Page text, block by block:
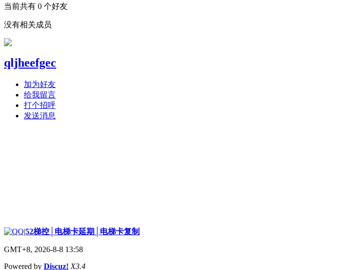
当前共有 0 个好友
没有相关成员
qljheefgec
加为好友
给我留言
打个招呼
发送消息
|52梯控│电梯卡延期│电梯卡复制
GMT+8, 2026-8-8 13:58
Powered by Discuz! X3.4